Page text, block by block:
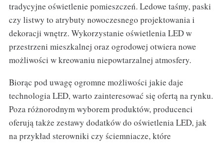
tradycyjne oświetlenie pomieszczeń. Ledowe taśmy, paski
czy listwy to atrybuty nowoczesnego projektowania i
dekoracji wnętrz. Wykorzystanie oświetlenia LED w
przestrzeni mieszkalnej oraz ogrodowej otwiera nowe
możliwości w kreowaniu niepowtarzalnej atmosfery.
Biorąc pod uwagę ogromne możliwości jakie daje
technologia LED, warto zainteresować się ofertą na rynku.
Poza różnorodnym wyborem produktów, producenci
oferują także zestawy dodatków do oświetlenia LED, jak
na przykład sterowniki czy ściemniacze, które